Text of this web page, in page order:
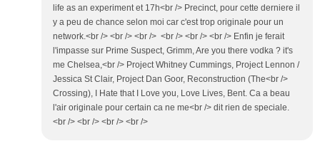
life as an experiment et 17h<br /> Precinct, pour cette derniere il
y a peu de chance selon moi car c'est trop originale pour un
network.<br /> <br /> <br /> <br /> <br /> <br /> Enfin je ferait
l'impasse sur Prime Suspect, Grimm, Are you there vodka ? it's
me Chelsea,<br /> Project Whitney Cummings, Project Lennon /
Jessica St Clair, Project Dan Goor, Reconstruction (The<br />
Crossing), I Hate that I Love you, Love Lives, Bent. Ca a beau
l'air originale pour certain ca ne me<br /> dit rien de speciale.
<br /> <br /> <br /> <br />